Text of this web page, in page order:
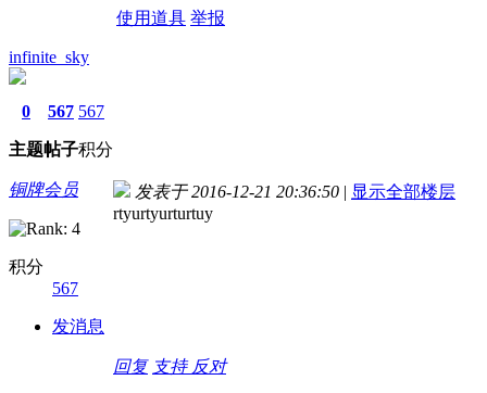
使用道具 举报
infinite_sky
0
主题
567
帖子
567
积分
铜牌会员
积分
567
发消息
发表于 2016-12-21 20:36:50 | 显示全部楼层
rtyurtyurturtuy
回复 支持 反对